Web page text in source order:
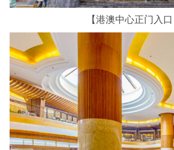
【港澳中心正门入口